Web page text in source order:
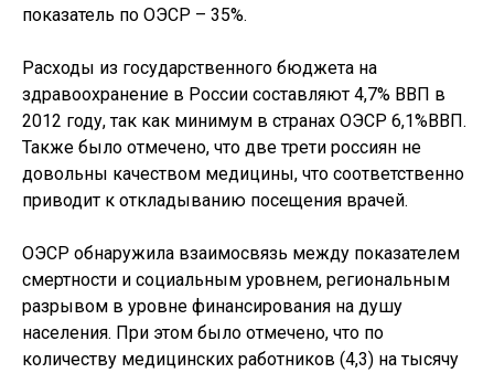
показатель по ОЭСР – 35%.
Расходы из государственного бюджета на
здравоохранение в России составляют 4,7% ВВП в
2012 году, так как минимум в странах ОЭСР 6,1%ВВП.
Также было отмечено, что две трети россиян не
довольны качеством медицины, что соответственно
приводит к откладыванию посещения врачей.
ОЭСР обнаружила взаимосвязь между показателем
смертности и социальным уровнем, региональным
разрывом в уровне финансирования на душу
населения. При этом было отмечено, что по
количеству медицинских работников (4,3) на тысячу